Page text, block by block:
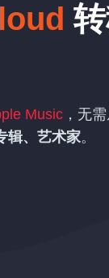
Music ，无
辑、艺术家。